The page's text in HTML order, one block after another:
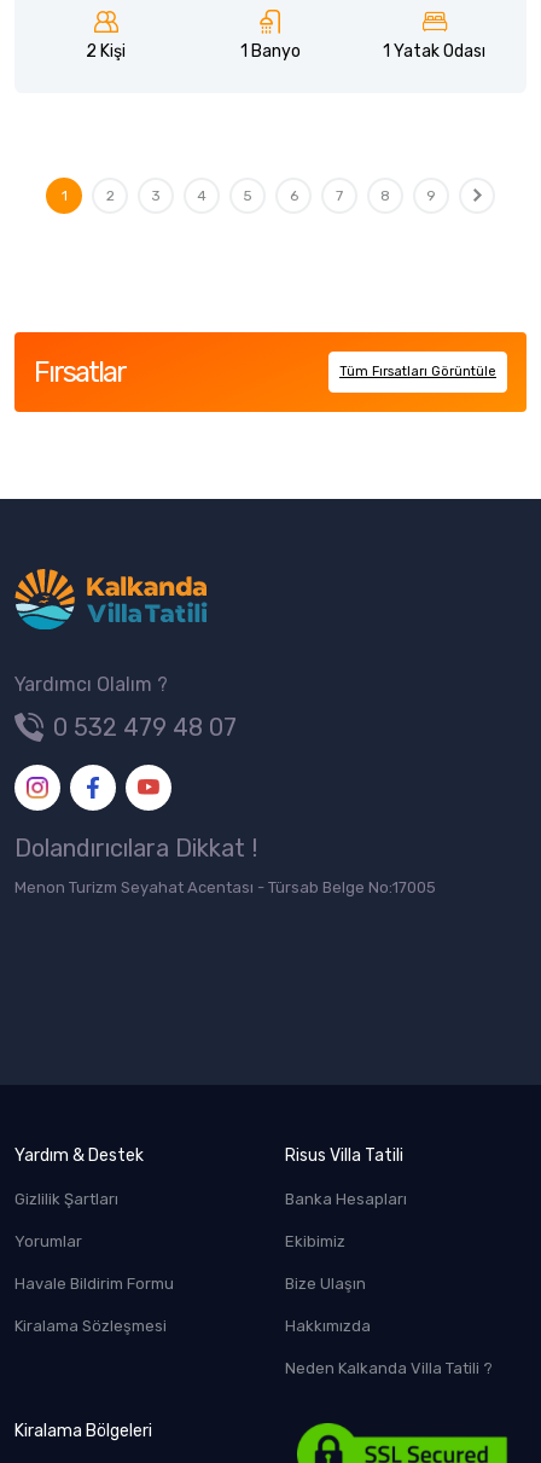
2 Kişi 1 Banyo 1 Yatak Odası
1 2 3 4 5 6 7 8 9
Fırsatlar Tüm Fırsatları Görüntüle
Yardımcı Olalım ?
0 532 479 48 07
Dolandırıcılara Dikkat !
Menon Turizm Seyahat Acentası - Türsab Belge No:17005
Yardım & Destek
Gizlilik Şartları
Yorumlar
Havale Bildirim Formu
Kiralama Sözleşmesi
Risus Villa Tatili
Banka Hesapları
Ekibimiz
Bize Ulaşın
Hakkımızda
Neden Kalkanda Villa Tatili ?
Kiralama Bölgeleri